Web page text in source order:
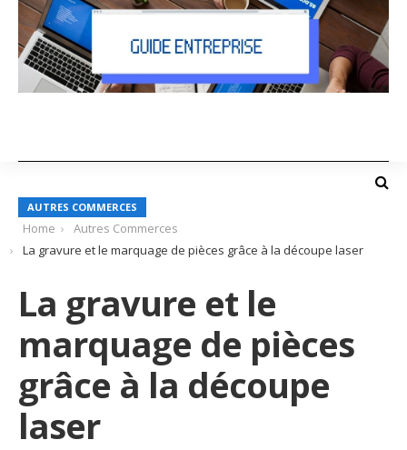
AUTRES COMMERCES
Home
Autres Commerces
La gravure et le marquage de pièces grâce à la découpe laser
La gravure et le
marquage de pièces
grâce à la découpe
laser